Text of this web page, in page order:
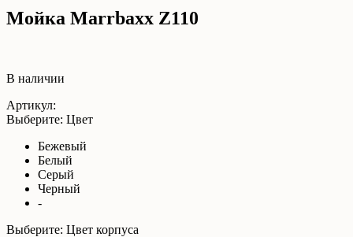
Мойка Marrbaxx Z110
В наличии
Артикул:
Выберите: Цвет
Бежевый
Белый
Серый
Черный
-
Выберите: Цвет корпуса